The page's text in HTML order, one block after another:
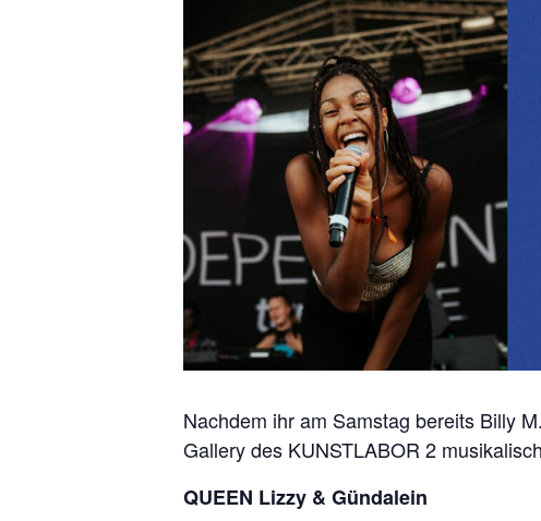
Nachdem ihr am Samstag bereits Billy
Gallery des KUNSTLABOR 2
QUEEN Lizzy & Gündalein